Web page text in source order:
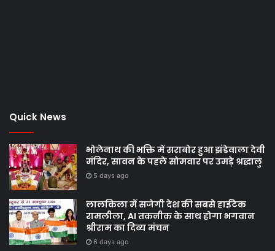
Quick News
भोलेनाथ की भक्ति में सराबोर हुआ झंडेवाला देवी
मंदिर, सावन के पहले सोमवार पर उमड़े श्रद्धालु
5 days ago
लालकिला में सजेगी देश की सबसे हाईटेक
रामलीला, AI तकनीक के साथ होगा भगवान
श्रीराम का दिव्य मंचन
6 days ago